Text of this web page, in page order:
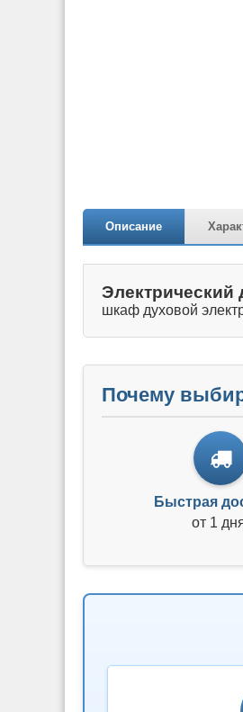
Описание
Электрический
шкаф духовой
Почему
Быстрая
от 1